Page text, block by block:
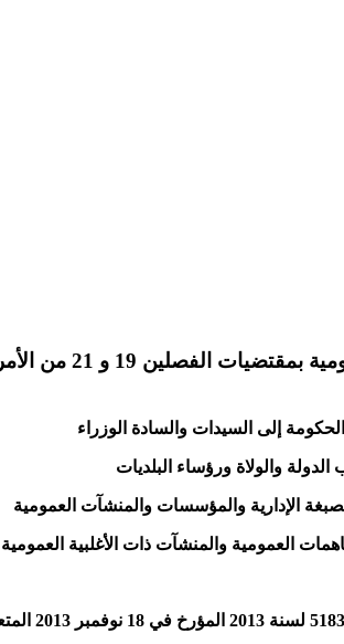
إلى السيدات والسادة الوزراء
الدولة والولاة ورؤساء البلديات
الإدارية والمؤسسات والمنشآت العمومية
العمومية والمنشآت ذات الأغلبية العمومية
الموضوع :